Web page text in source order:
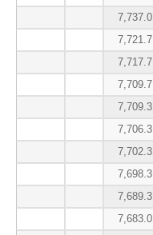
7,737.0
7,721.7
7,717.7
7,709.7
7,709.3
7,706.3
7,702.3
7,698.3
7,689.3
7,683.0